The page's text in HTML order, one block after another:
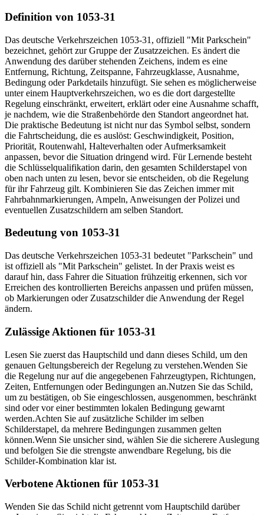
Definition von 1053-31
Das deutsche Verkehrszeichen 1053-31, offiziell "Mit Parkschein"
bezeichnet, gehört zur Gruppe der Zusatzzeichen. Es ändert die
Anwendung des darüber stehenden Zeichens, indem es eine
Entfernung, Richtung, Zeitspanne, Fahrzeugklasse, Ausnahme,
Bedingung oder Parkdetails hinzufügt. Sie sehen es möglicherweise
unter einem Hauptverkehrszeichen, wo es die dort dargestellte
Regelung einschränkt, erweitert, erklärt oder eine Ausnahme schafft,
je nachdem, wie die Straßenbehörde den Standort angeordnet hat.
Die praktische Bedeutung ist nicht nur das Symbol selbst, sondern
die Fahrtscheidung, die es auslöst: Geschwindigkeit, Position,
Priorität, Routenwahl, Halteverhalten oder Aufmerksamkeit
anpassen, bevor die Situation dringend wird. Für Lernende besteht
die Schlüsselqualifikation darin, den gesamten Schilderstapel von
oben nach unten zu lesen, bevor sie entscheiden, ob die Regelung
für ihr Fahrzeug gilt. Kombinieren Sie das Zeichen immer mit
Fahrbahnmarkierungen, Ampeln, Anweisungen der Polizei und
eventuellen Zusatzschildern am selben Standort.
Bedeutung von 1053-31
Das deutsche Verkehrszeichen 1053-31 bedeutet "Parkschein" und
ist offiziell als "Mit Parkschein" gelistet. In der Praxis weist es
darauf hin, dass Fahrer die Situation frühzeitig erkennen, sich vor
Erreichen des kontrollierten Bereichs anpassen und prüfen müssen,
ob Markierungen oder Zusatzschilder die Anwendung der Regel
ändern.
Zulässige Aktionen für 1053-31
Lesen Sie zuerst das Hauptschild und dann dieses Schild, um den
genauen Geltungsbereich der Regelung zu verstehen.Wenden Sie
die Regelung nur auf die angegebenen Fahrzeugtypen, Richtungen,
Zeiten, Entfernungen oder Bedingungen an.Nutzen Sie das Schild,
um zu bestätigen, ob Sie eingeschlossen, ausgenommen, beschränkt
sind oder vor einer bestimmten lokalen Bedingung gewarnt
werden.Achten Sie auf zusätzliche Schilder im selben
Schilderstapel, da mehrere Bedingungen zusammen gelten
können.Wenn Sie unsicher sind, wählen Sie die sicherere Auslegung
und befolgen Sie die strengste anwendbare Regelung, bis die
Schilder-Kombination klar ist.
Verbotene Aktionen für 1053-31
Wenden Sie das Schild nicht getrennt vom Hauptschild darüber